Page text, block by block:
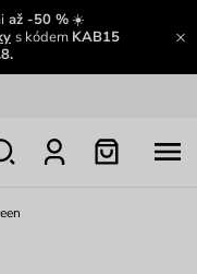
až -50 %☀️
s kódem KAB15